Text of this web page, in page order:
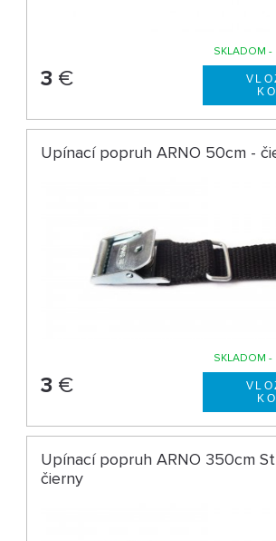
SKLADOM -
3 €
Upínací popruh ARNO 50cm -
SKLADOM -
3 €
Upínací popruh ARNO 350cm
čierny